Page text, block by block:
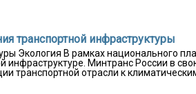
транспортной инфраструктуры
Экология В рамках национального
инфраструктуре. Минтранс России в
транспортной отрасли к